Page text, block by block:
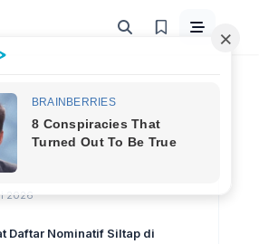
Desa Terbaru 2026
Latihan CAT Berbasis
2026
Daftar Nominatif Siltap di